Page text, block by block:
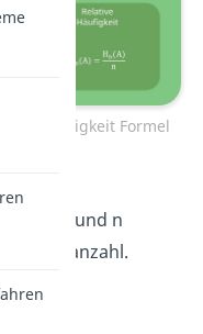
Häufigkeit Formel
zu
und n